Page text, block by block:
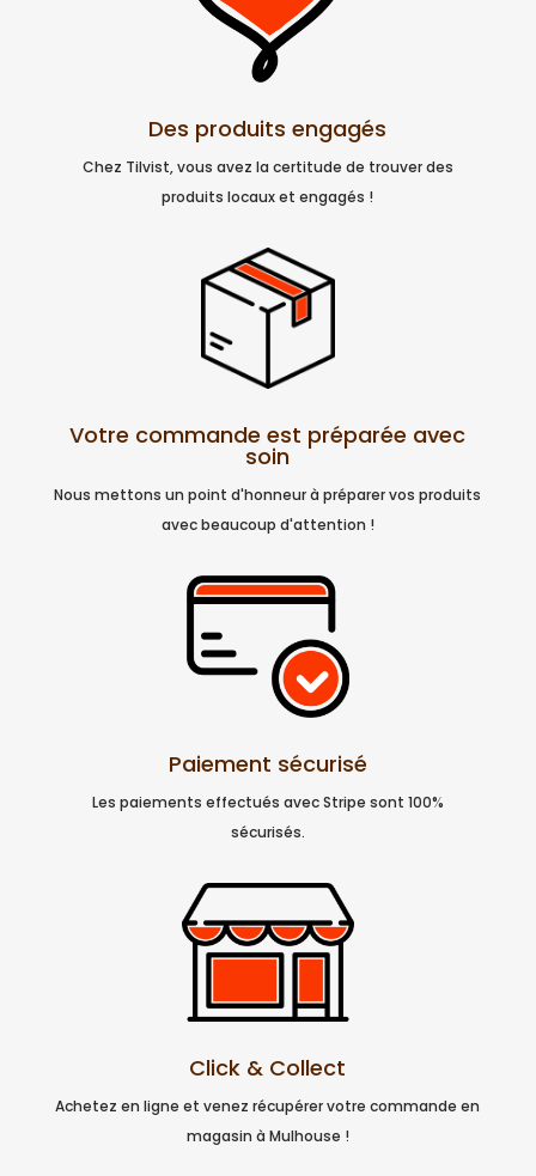
Des produits engagés
Chez Tilvist, vous avez la certitude de trouver des
produits locaux et engagés !
Votre commande est préparée avec
soin
Nous mettons un point d'honneur à préparer vos produits
avec beaucoup d'attention !
Paiement sécurisé
Les paiements effectués avec Stripe sont 100%
sécurisés.
Click & Collect
Achetez en ligne et venez récupérer votre commande en
magasin à Mulhouse !